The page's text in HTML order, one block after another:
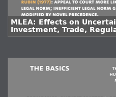
MLEA: Effects on
Investment, Trade,
Implications and Open